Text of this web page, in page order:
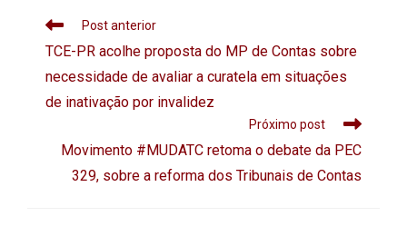
Post anterior
TCE-PR acolhe proposta do MP de Contas sobre
necessidade de avaliar a curatela em situações
de inativação por invalidez
Próximo post
Movimento #MUDATC retoma o debate da PEC
329, sobre a reforma dos Tribunais de Contas